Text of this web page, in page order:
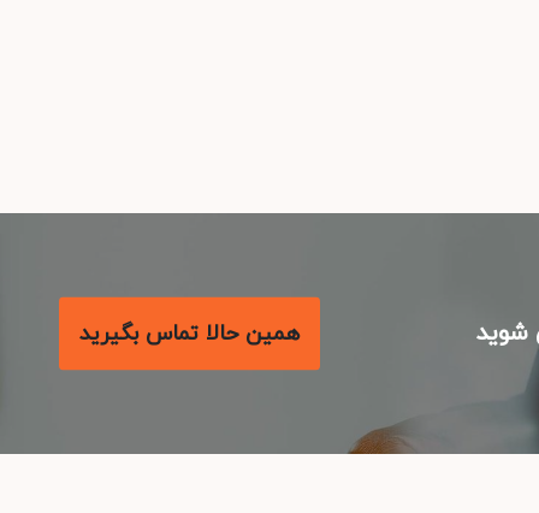
همین حالا تماس بگیرید